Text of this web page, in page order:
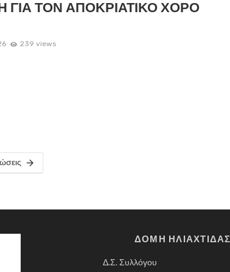
ΓΙΑ ΤΟΝ ΑΠΟΚΡΙΑΤΙΚΟ ΧΟΡΟ
239 views
ΔΟΜΗ ΗΛΙΑΧΤΙΔΑΣ
Δ.Σ. Συλλόγου